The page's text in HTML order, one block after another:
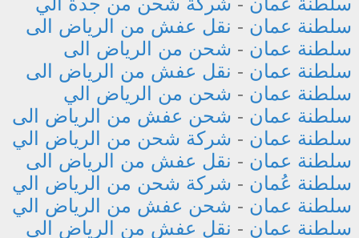
سلطنة عمان - نقل عفش من الرياض الى
سلطنة عمان - شحن من الرياض الى
سلطنة عمان - نقل عفش من الرياض الى
سلطنة عمان - شحن من الرياض الي
سلطنة عمان - شحن عفش من الرياض الى
سلطنة عمان - شركة شحن من الرياض الي
سلطنة عمان - نقل عفش من الرياض الى
سلطنة عُمان - شركة شحن من الرياض الي
سلطنة عمان - شحن عفش من الرياض الي
سلطنة عمان - نقل عفش من الرياض الى